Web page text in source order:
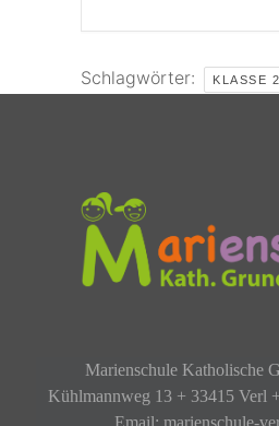
Schlagwörter: KLASSE
Marienschule Katholische
Kühlmannweg 13 + 33415 Verl
Email: marienschule-